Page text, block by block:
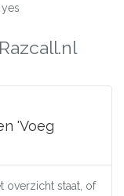
yes
'Voeg
overzicht staat, of